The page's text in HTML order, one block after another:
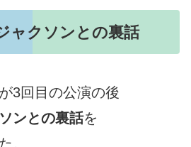
ャクソンとの裏話
3回目の公演の後
ンとの裏話を
。